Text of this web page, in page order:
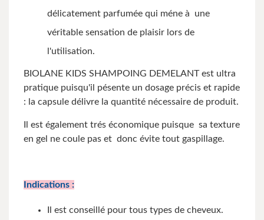
délicatement parfumée qui méne à une
véritable sensation de plaisir lors de
l'utilisation.
BIOLANE KIDS SHAMPOING DEMELANT est ultra
pratique puisqu'il pésente un dosage précis et rapide
: la capsule délivre la quantité nécessaire de produit.
Il est également trés économique puisque sa texture
en gel ne coule pas et donc évite tout gaspillage.
Indications :
Il est conseillé pour tous types de cheveux.